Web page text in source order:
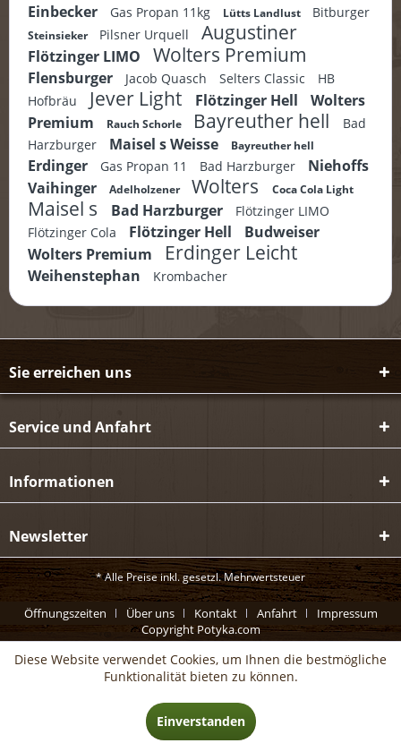
Einbecker Gas Propan 11kg Lütts Landlust Bitburger
Steinsieker Pilsner Urquell Augustiner
Flötzinger LIMO Wolters Premium
Flensburger Jacob Quasch Selters Classic
HB
Hofbräu
Jever Light Flötzinger Hell
Wolters
Premium
Rauch Schorle Bayreuther hell
Bad
Harzburger
Maisel s Weisse Bayreuther hell
Erdinger Gas Propan 11 Bad Harzburger
Niehoffs
Vaihinger
Adelholzener Wolters Coca Cola Light
Maisel s Bad Harzburger
Flötzinger LIMO
Flötzinger Cola
Flötzinger Hell
Budweiser
Wolters Premium
Erdinger Leicht
Weihenstephan Krombacher
Sie erreichen uns
Service und Anfahrt
Informationen
Newsletter
* Alle Preise inkl. gesetzl. Mehrwertsteuer
Öffnungszeiten Über uns Kontakt Anfahrt
Impressum
Copyright Potyka.com
Diese Website verwendet Cookies, um Ihnen die bestmögliche
Funktionalität bieten zu können.
Einverstanden